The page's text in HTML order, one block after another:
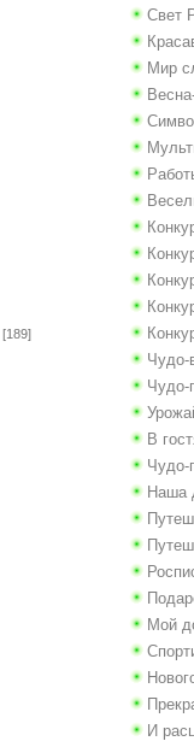
Свет
Мир
[189]
Чудо-
Чудо-
В
Чудо-
Наша
Мой
И